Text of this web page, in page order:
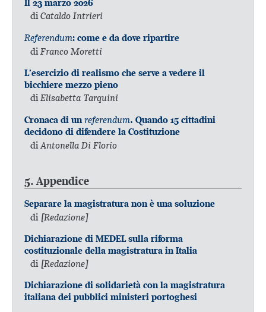
Il 23 marzo 2026
diCataldo Intrieri
Referendum: come e da dove ripartire
di Franco Moretti
L’esercizio di realismo che serve a vedere il
bicchiere mezzo pieno
diElisabetta Tarquini
Cronaca di unreferendum. Quando 15 cittadini
decidono di difendere la Costituzione
di Antonella Di Florio
5. Appendice
Separare la magistratura non è una soluzione
di [Redazione]
Dichiarazione di MEDEL sulla riforma
costituzionale della magistratura in Italia
di [Redazione]
Dichiarazione di solidarietà con la magistratura
italiana dei pubblici ministeri portoghesi